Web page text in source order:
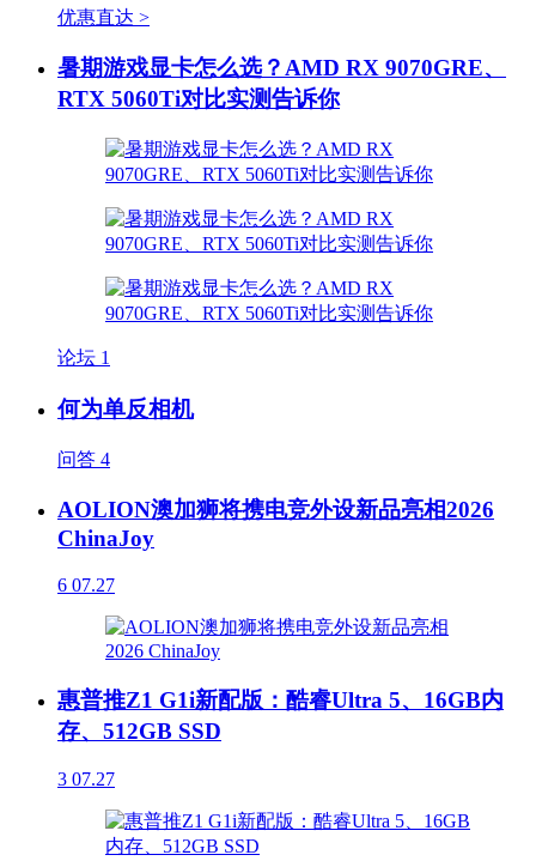
优惠直达 >
暑期游戏显卡怎么选？AMD RX 9070GRE、
RTX 5060Ti对比实测告诉你
论坛 1
何为单反相机
问答 4
AOLION澳加狮将携电竞外设新品亮相2026
ChinaJoy
6 07.27
惠普推Z1 G1i新配版：酷睿Ultra 5、16GB内
存、512GB SSD
3 07.27